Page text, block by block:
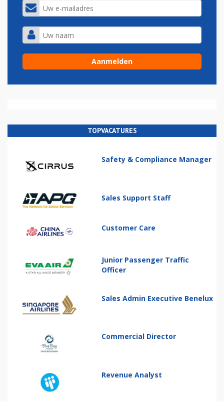
TOPVACATURES
Safety & Compliance Manager
Sales Support Staff
Customer Care
Junior Passenger Traffic
Officer
Sales Admin Executive Benelux
Commercial Director
Revenue Analyst